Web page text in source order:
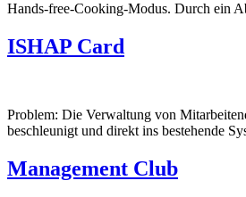
Hands-free-Cooking-Modus. Durch ein
ISHAP Card
Problem: Die Verwaltung von
beschleunigt und direkt ins bestehende
Management Club